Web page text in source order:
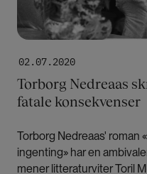
02.07.2020
Torborg Nedreaas
fatale konsekvenser
Torborg Nedreaas' roman
ingenting» har en
mener litteraturviter Toril